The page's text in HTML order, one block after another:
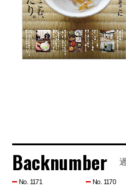
Backnumber
No. 1171 No. 1170